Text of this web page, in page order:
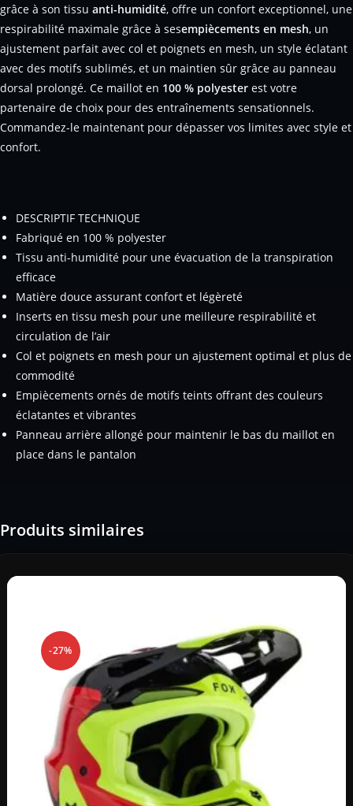
grâce à son tissu anti-humidité, offre un confort exceptionnel, une
respirabilité maximale grâce à sesempiècements en mesh, un
ajustement parfait avec col et poignets en mesh, un style éclatant
avec des motifs sublimés, et un maintien sûr grâce au panneau
dorsal prolongé. Ce maillot en 100 % polyester est votre
partenaire de choix pour des entraînements sensationnels.
Commandez-le maintenant pour dépasser vos limites avec style et
confort.
DESCRIPTIF TECHNIQUE
Fabriqué en 100 % polyester
Tissu anti-humidité pour une évacuation de la transpiration
efficace
Matière douce assurant confort et légèreté
Inserts en tissu mesh pour une meilleure respirabilité et
circulation de l’air
Col et poignets en mesh pour un ajustement optimal et plus de
commodité
Empiècements ornés de motifs teints offrant des couleurs
éclatantes et vibrantes
Panneau arrière allongé pour maintenir le bas du maillot en
place dans le pantalon
Produits similaires
-27%